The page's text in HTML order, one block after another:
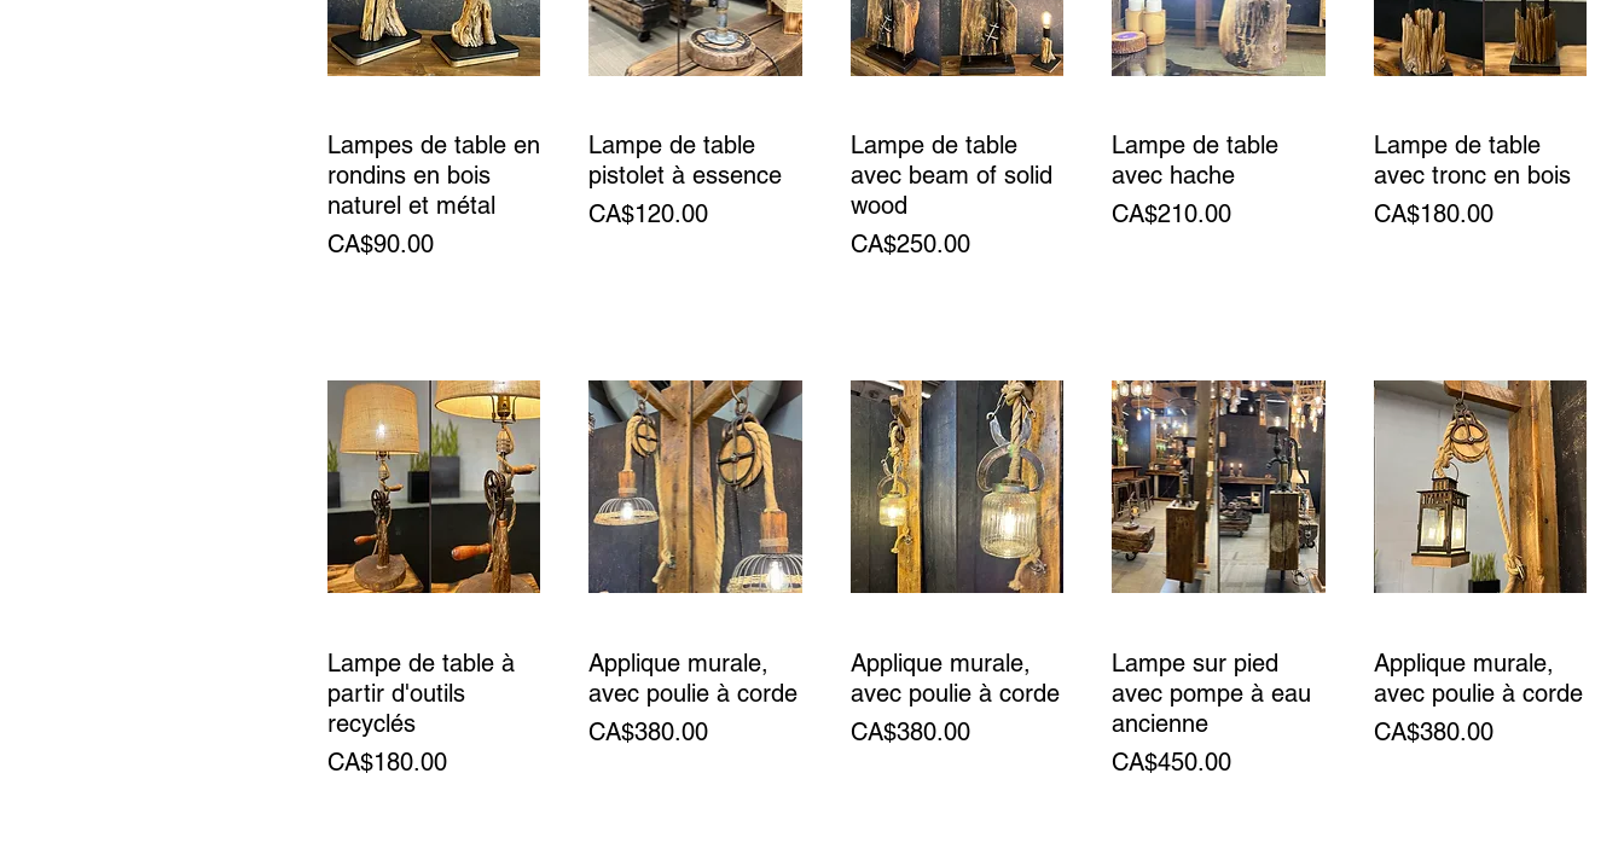
Lampes de table en
rondins en bois
naturel et métal
Price
CA$90.00
Lampe de table
pistolet à essence
Price
CA$120.00
Lampe de table
avec beam of solid
wood
Price
CA$250.00
Lampe de table
avec hache
Price
CA$210.00
Lampe de table
avec tronc en bois
Price
CA$180.00
Lampe de table à
partir d'outils
recyclés
Price
CA$180.00
Applique murale,
avec poulie à corde
Price
CA$380.00
Applique murale,
avec poulie à corde
Price
CA$380.00
Lampe sur pied
avec pompe à eau
ancienne
Price
CA$450.00
Applique murale,
avec poulie à corde
Price
CA$380.00